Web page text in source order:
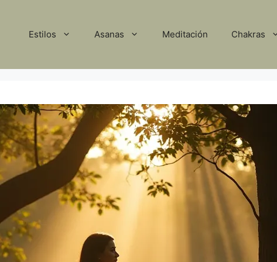
Estilos Asanas Meditación Chakras